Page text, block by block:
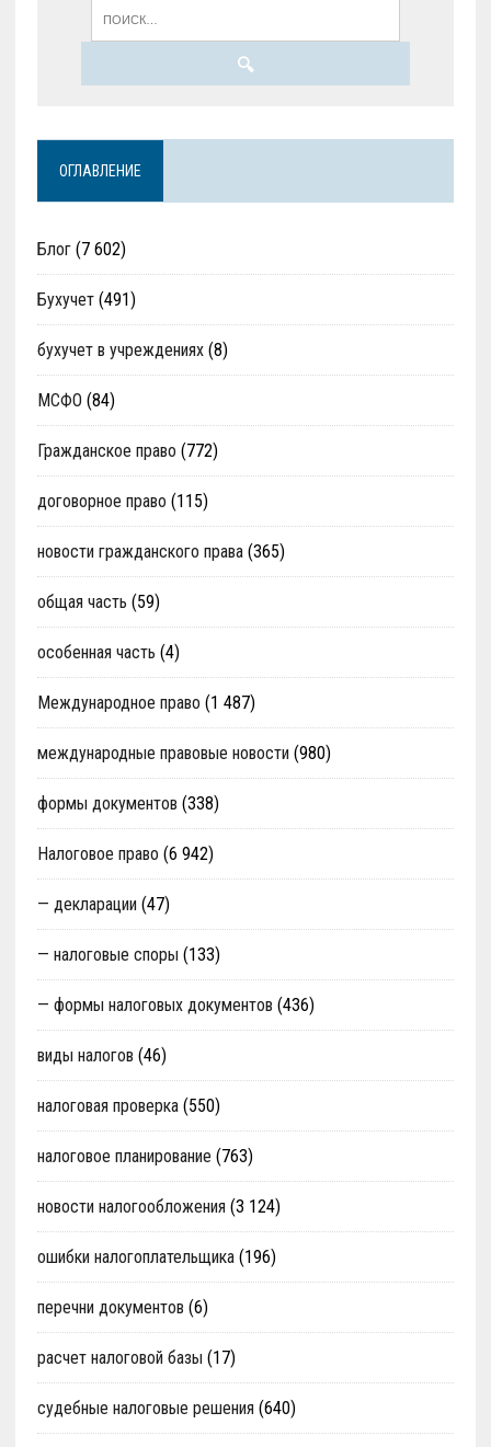
ОГЛАВЛЕНИЕ
Блог(7 602)
Бухучет(491)
бухучет в учреждениях(8)
МСФО (84)
Гражданское право (772)
договорное право (115)
новости гражданского права(365)
общая часть (59)
особенная часть (4)
Международное право (1 487)
международные правовые новости (980)
формы документов (338)
Налоговое право (6 942)
— декларации (47)
— налоговые споры (133)
— формы налоговых документов (436)
виды налогов (46)
налоговая проверка(550)
налоговое планирование (763)
новости налогообложения (3 124)
ошибки налогоплательщика(196)
перечни документов (6)
расчет налоговой базы (17)
судебные налоговые решения (640)